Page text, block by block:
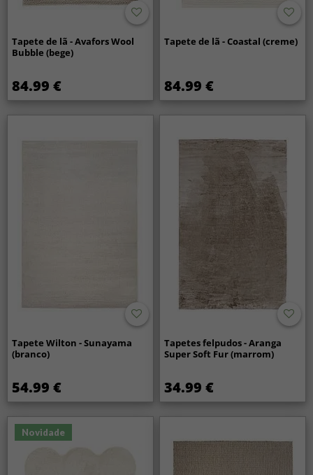
Tapete de lã - Avafors Wool
Bubble (bege)
84.99 €
Tapete de lã - Coastal (creme)
84.99 €
Tapete Wilton - Sunayama
(branco)
54.99 €
Tapetes felpudos - Aranga
Super Soft Fur (marrom)
34.99 €
Novidade